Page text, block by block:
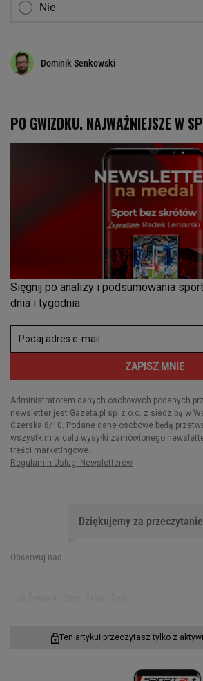
Nie
Dominik Senkowski
Dziękujemy za przeczytanie
Obserwuj nas